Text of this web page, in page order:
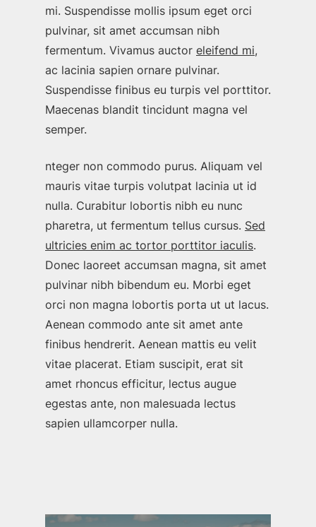
mi. Suspendisse mollis ipsum eget orci
pulvinar, sit amet accumsan nibh
fermentum. Vivamus auctor eleifend mi,
ac lacinia sapien ornare pulvinar.
Suspendisse finibus eu turpis vel porttitor.
Maecenas blandit tincidunt magna vel
semper.
nteger non commodo purus. Aliquam vel
mauris vitae turpis volutpat lacinia ut id
nulla. Curabitur lobortis nibh eu nunc
pharetra, ut fermentum tellus cursus. Sed
ultricies enim ac tortor porttitor iaculis.
Donec laoreet accumsan magna, sit amet
pulvinar nibh bibendum eu. Morbi eget
orci non magna lobortis porta ut ut lacus.
Aenean commodo ante sit amet ante
finibus hendrerit. Aenean mattis eu velit
vitae placerat. Etiam suscipit, erat sit
amet rhoncus efficitur, lectus augue
egestas ante, non malesuada lectus
sapien ullamcorper nulla.